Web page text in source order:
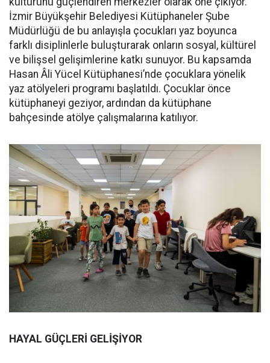
İzmir Büyükşehir Belediyesi Kütüphaneler Şube
Müdürlüğü de bu anlayışla çocukları yaz boyunca
farklı disiplinlerle buluşturarak onların sosyal, kültürel
ve bilişsel gelişimlerine katkı sunuyor. Bu kapsamda
Hasan Âli Yücel Kütüphanesi’nde çocuklara yönelik
yaz atölyeleri programı başlatıldı. Çocuklar önce
kütüphaneyi geziyor, ardından da kütüphane
bahçesinde atölye çalışmalarına katılıyor.
HAYAL GÜÇLERİ GELİŞİYOR